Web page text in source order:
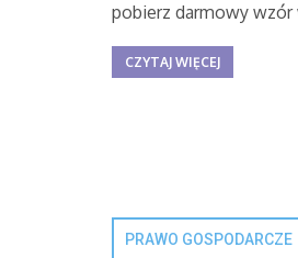
pobierz darmowy wzór
CZYTAJ WIĘCEJ
PRAWO GOSPODARCZE